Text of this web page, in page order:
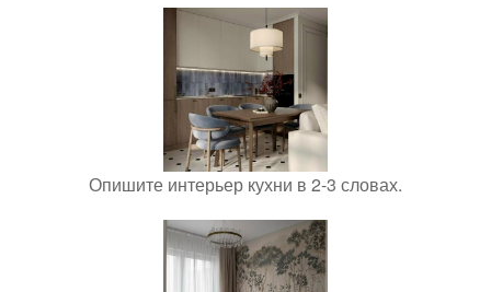
Опишите интерьер кухни в 2-3 словах.